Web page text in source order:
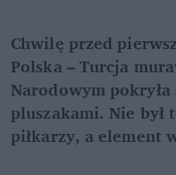
Chwilę przed
Polska – Turcja
Narodowym
pluszakami. Nie
piłkarzy, a element